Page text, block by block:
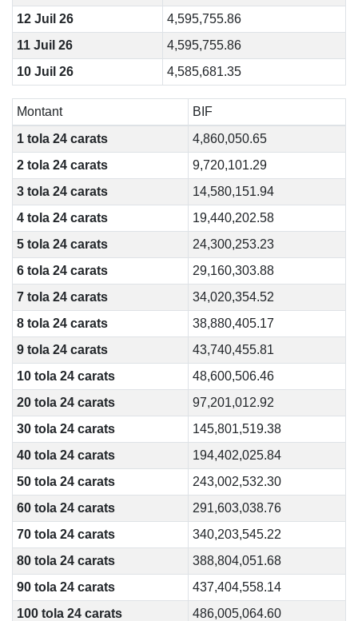
12 Juil 26
4,595,755.86
11 Juil 26
4,595,755.86
10 Juil 26
4,585,681.35
Montant
BIF
1 tola 24 carats
4,860,050.65
2 tola 24 carats
9,720,101.29
3 tola 24 carats
14,580,151.94
4 tola 24 carats
19,440,202.58
5 tola 24 carats
24,300,253.23
6 tola 24 carats
29,160,303.88
7 tola 24 carats
34,020,354.52
8 tola 24 carats
38,880,405.17
9 tola 24 carats
43,740,455.81
10 tola 24 carats
48,600,506.46
20 tola 24 carats
97,201,012.92
30 tola 24 carats
145,801,519.38
40 tola 24 carats
194,402,025.84
50 tola 24 carats
243,002,532.30
60 tola 24 carats
291,603,038.76
70 tola 24 carats
340,203,545.22
80 tola 24 carats
388,804,051.68
90 tola 24 carats
437,404,558.14
100 tola 24 carats
486,005,064.60